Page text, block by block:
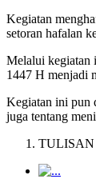
Kegiatan
setoran hafalan
Melalui kegiatan
1447 H menjadi
Kegiatan ini pun
juga tentang